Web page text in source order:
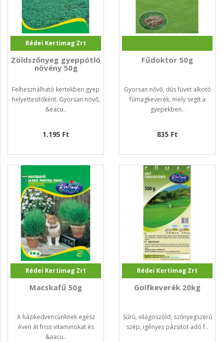
Rédei Kertimag Zrt
Zöldszőnyeg gyeppótló
növény 50g
Felhesználható kertekben gyep
helyettesítőként. Gyorsan növő,
&eacu..
1.195 Ft
Fűdoktor 50g
Gyorsan nővő, dús füvet alkotó
fűmagkeverék, mely segít a
gyepekben..
835 Ft
Rédei Kertimag Zrt
Macskafű 50g
A házikedvencünknek egész
éven át friss vitaminokat és
&aacu..
Rédei Kertimag Zrt
Golfkeverék 20kg
Sűrű, világoszöld, szőnyegszerű
szép, igényes pázsitot adó f..